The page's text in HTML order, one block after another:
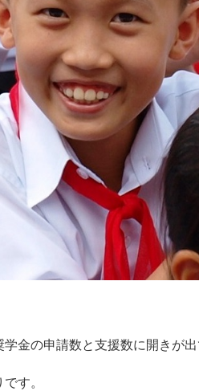
金の申請数と支援数に開きが出
す。